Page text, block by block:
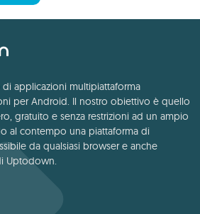
applicazioni multipiattaforma
per Android. Il nostro obiettivo è quello
gratuito e senza restrizioni ad un ampio
al contempo una piattaforma di
da qualsiasi browser e anche
Uptodown.